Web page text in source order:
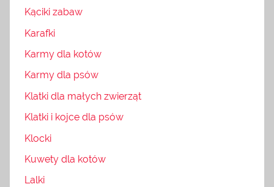
Kąciki zabaw
Karafki
Karmy dla kotów
Karmy dla psów
Klatki dla małych zwierząt
Klatki i kojce dla psów
Klocki
Kuwety dla kotów
Lalki